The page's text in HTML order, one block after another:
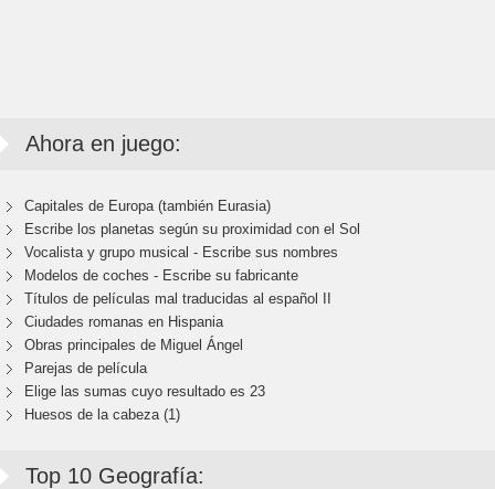
Ahora en juego:
Capitales de Europa (también Eurasia)
Escribe los planetas según su proximidad con el Sol
Vocalista y grupo musical - Escribe sus nombres
Modelos de coches - Escribe su fabricante
Títulos de películas mal traducidas al español II
Ciudades romanas en Hispania
Obras principales de Miguel Ángel
Parejas de película
Elige las sumas cuyo resultado es 23
Huesos de la cabeza (1)
Top 10 Geografía: